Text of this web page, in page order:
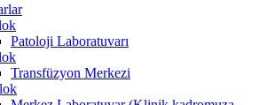
Patoloji Laboratuvarı
Transfüzyon Merkezi